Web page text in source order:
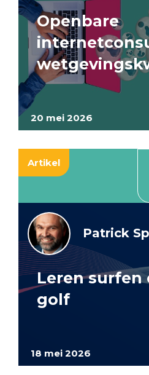
20 mei 2026
Openbare
Artikel
18 mei 2026
Patrick
Leren surfen
golf